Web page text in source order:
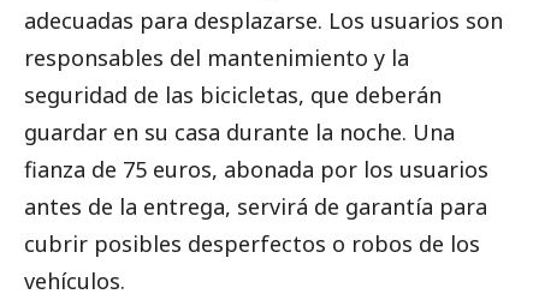
adecuadas para desplazarse. Los usuarios son
responsables del mantenimiento y la
seguridad de las bicicletas, que deberán
guardar en su casa durante la noche. Una
fianza de 75 euros, abonada por los usuarios
antes de la entrega, servirá de garantía para
cubrir posibles desperfectos o robos de los
vehículos.